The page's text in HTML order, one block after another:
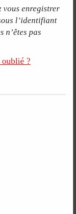
vous enregistrer
l’identifiant
n’êtes pas
oublié ?